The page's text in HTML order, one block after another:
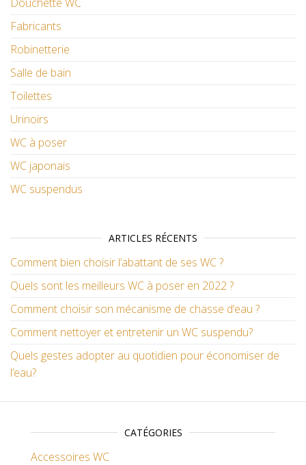
Fabricants
Robinetterie
Salle de bain
Toilettes
Urinoirs
WC à poser
WC japonais
WC suspendus
ARTICLES RÉCENTS
Comment bien choisir l’abattant de ses WC ?
Quels sont les meilleurs WC à poser en 2022 ?
Comment choisir son mécanisme de chasse d’eau ?
Comment nettoyer et entretenir un WC suspendu?
Quels gestes adopter au quotidien pour économiser de
l’eau?
CATÉGORIES
Accessoires WC